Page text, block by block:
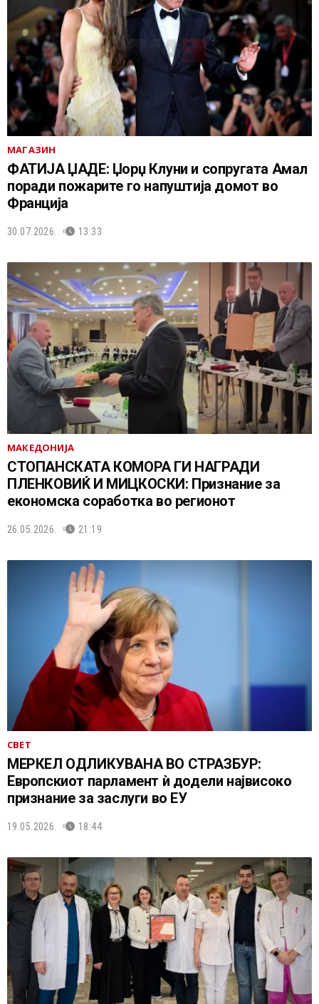
МАГАЗИН
ФАТИЈА ЏАДЕ: Џорџ Клуни и сопругата Амал
поради пожарите го напуштија домот во
Франција
30.07.2026. 13:33
МАКЕДОНИЈА
СТОПАНСКАТА КОМОРА ГИ НАГРАДИ
ПЛЕНКОВИЌ И МИЦКОСКИ: Признание за
економска соработка во регионот
26.05.2026. 21:19
СВЕТ
МЕРКЕЛ ОДЛИКУВАНА ВО СТРАЗБУР:
Европскиот парламент ѝ додели највисоко
признание за заслуги во ЕУ
19.05.2026. 18:44